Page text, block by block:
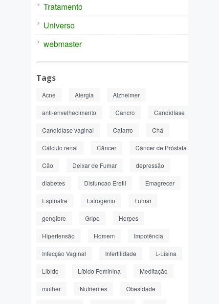
Tratamento
Universo
webmaster
Tags
Acne Alergia Alzheimer
anti-envelhecimento Cancro Candidíase
Candidíase vaginal Catarro Chá
Cálculo renal Câncer Câncer de Próstata
Cão Deixar de Fumar depressão
diabetes Disfuncao Eretil Emagrecer
Espinafre Estrogenio Fumar
gengibre Gripe Herpes
Hipertensão Homem Impotência
Infecção Vaginal Infertilidade L-Lisina
Libido Líbido Feminina Meditação
mulher Nutrientes Obesidade